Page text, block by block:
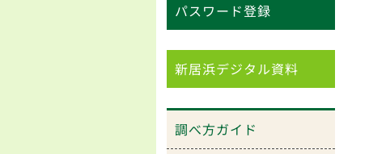
パスワード登録
新居浜デジタル資料
調べ方ガイド